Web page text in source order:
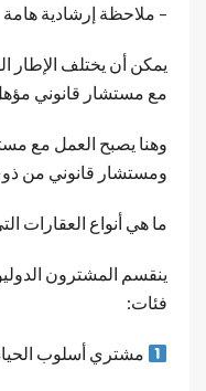
– ملاحظة إرشادية هامة
يمكن أن يختلف الإطار
مع مستشار قانوني
وهنا يصبح العمل مع
ومستشار قانوني من
ما هي أنواع العقارات
ينقسم المشترون
فئات:
مشتري أسلوب